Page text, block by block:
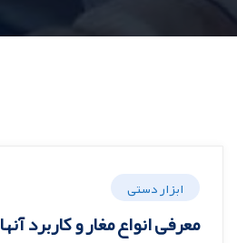
ابزار دستی
معرفی انواع مغار و کاربرد آنها